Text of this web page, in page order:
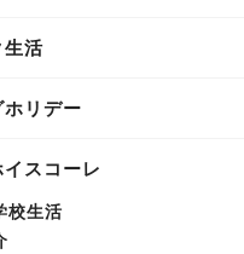
生活
ホリデー
スコーレ
校生活